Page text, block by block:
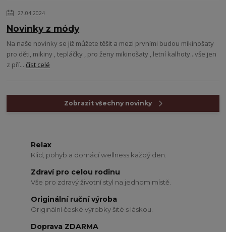
27.04.2024
Novinky z módy
Na naše novinky se již můžete těšit a mezi prvními budou mikinošaty
pro děti, mikiny , tepláčky , pro ženy mikinošaty , letní kalhoty...vše jen
z pří...číst celé
Zobrazit všechny novinky
Relax
Klid, pohyb a domácí wellness každý den.
Zdraví pro celou rodinu
Vše pro zdravý životní styl na jednom místě.
Originální ruční výroba
Originální české výrobky šité s láskou.
Doprava ZDARMA